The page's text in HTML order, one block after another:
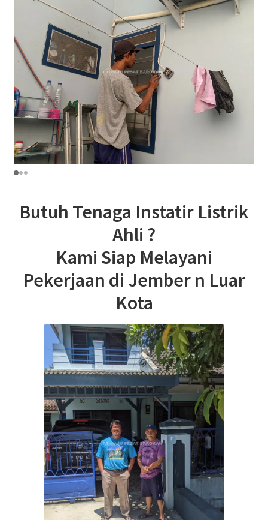
Butuh Tenaga Instatir Listrik
Ahli ?
Kami Siap Melayani
Pekerjaan di Jember n Luar
Kota